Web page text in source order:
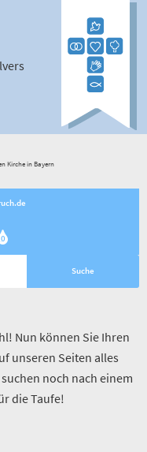
Kirche in Bayern
0
Nun können Sie Ihren
unseren Seiten alles
noch nach einem
die Taufe!